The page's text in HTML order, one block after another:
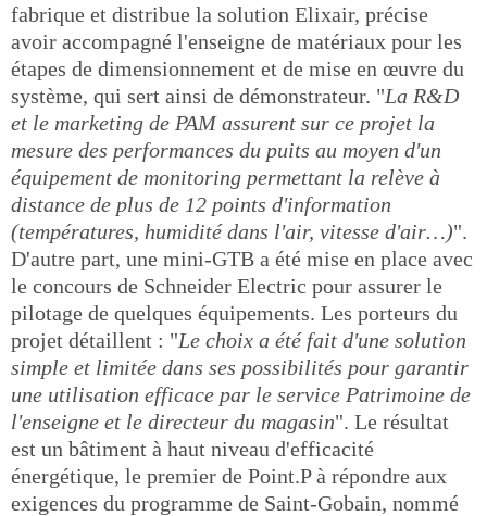
fabrique et distribue la solution Elixair, précise
avoir accompagné l'enseigne de matériaux pour les
étapes de dimensionnement et de mise en œuvre du
système, qui sert ainsi de démonstrateur. "La R&D
et le marketing de PAM assurent sur ce projet la
mesure des performances du puits au moyen d'un
équipement de monitoring permettant la relève à
distance de plus de 12 points d'information
(températures, humidité dans l'air, vitesse d'air…)".
D'autre part, une mini-GTB a été mise en place avec
le concours de Schneider Electric pour assurer le
pilotage de quelques équipements. Les porteurs du
projet détaillent : "Le choix a été fait d'une solution
simple et limitée dans ses possibilités pour garantir
une utilisation efficace par le service Patrimoine de
l'enseigne et le directeur du magasin". Le résultat
est un bâtiment à haut niveau d'efficacité
énergétique, le premier de Point.P à répondre aux
exigences du programme de Saint-Gobain, nommé